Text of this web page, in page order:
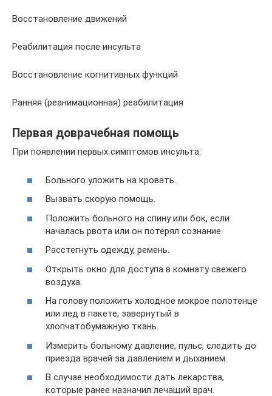
Восстановление движений
Реабилитация после инсульта
Восстановление когнитивных функций
Ранняя (реанимационная) реабилитация
Первая доврачебная помощь
При появлении первых симптомов инсульта:
Больного уложить на кровать.
Вызвать скорую помощь.
Положить больного на спину или бок, если
началась рвота или он потерял сознание.
Расстегнуть одежду, ремень.
Открыть окно для доступа в комнату свежего
воздуха.
На голову положить холодное мокрое полотенце
или лед в пакете, завернутый в
хлопчатобумажную ткань.
Измерить больному давление, пульс, следить до
приезда врачей за давлением и дыханием.
В случае необходимости дать лекарства,
которые ранее назначил лечащий врач.